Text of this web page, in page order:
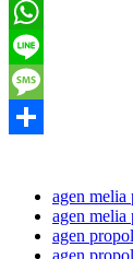
Twitter
WhatsApp
Line
Message
agen
agen
agen
agen